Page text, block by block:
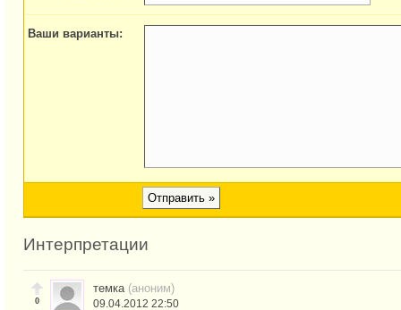
Ваши варианты:
Интерпретации
0
темка (аноним)
09.04.2012 22:50